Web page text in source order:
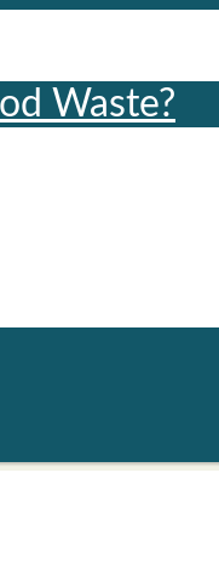
Was­te?